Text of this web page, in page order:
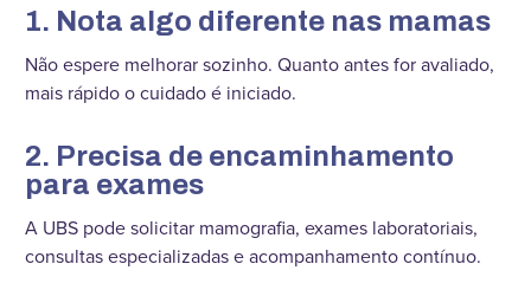
1. Nota algo diferente nas mamas
Não espere melhorar sozinho. Quanto antes for avaliado,
mais rápido o cuidado é iniciado.
2. Precisa de encaminhamento
para exames
A UBS pode solicitar mamografia, exames laboratoriais,
consultas especializadas e acompanhamento contínuo.